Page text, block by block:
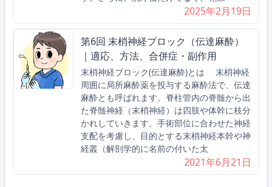
2025年2月19日
第6回 末梢神経ブロック（伝達麻酔）
｜適応、方法、合併症・副作用
末梢神経ブロック(伝達麻酔)とは 末梢神経
周囲に局所麻酔薬を投与する麻酔法で、伝達
麻酔とも呼ばれます。脊柱管内の脊髄から出
た脊髄神経（末梢神経）は四肢や体幹に枝分
かれしていきます。手術部位に合わせた神経
支配を考慮し、目的とする末梢神経本幹や神
経叢（解剖学的に名前の付いた太
2021年6月21日